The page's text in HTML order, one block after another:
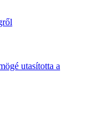
utasította a